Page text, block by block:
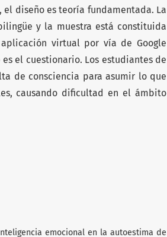
diseño es teoría fundamentada. La
y la muestra está constituida
virtual por vía de Google
el cuestionario. Los estudiantes de
de consciencia para asumir lo que
causando dificultad en el ámbito
emocional en la autoestima de